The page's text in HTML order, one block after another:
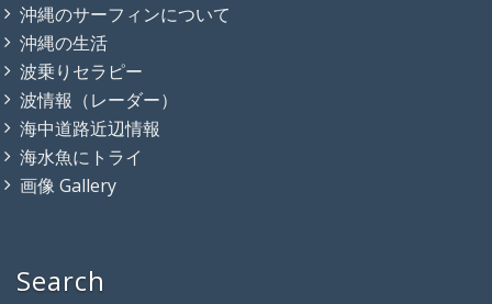
沖縄のサーフィンについて
沖縄の生活
波乗りセラピー
波情報（レーダー）
海中道路近辺情報
海水魚にトライ
画像 Gallery
Search